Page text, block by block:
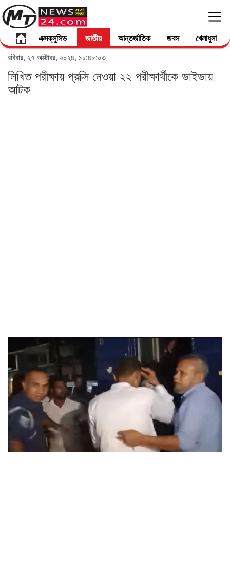
এক্সক্লুসিভ জাতীয় আন্তর্জাতিক জবস খেলাধুলা
রবিবার, ২৭ অক্টোবর, ২০২৪, ১১:৪৮:০৩
লিখিত পরীক্ষায় প্রক্সি নেওয়া ২২ পরীক্ষার্থীকে ভাইভায়
আটক